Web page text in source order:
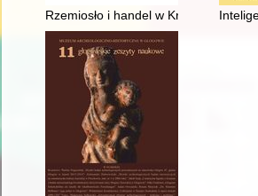
Rzemiosło i handel w